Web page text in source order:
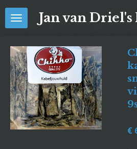
Ga
direct
hoofdinhoud
Jan van Driel's
€